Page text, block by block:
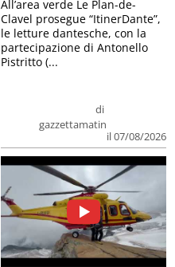
di
gazzettamatin
il 07/08/2026
All’area verde Le Plan-de-
Clavel prosegue “ItinerDante”,
le letture dantesche, con la
partecipazione di Antonello
Pistritto (...